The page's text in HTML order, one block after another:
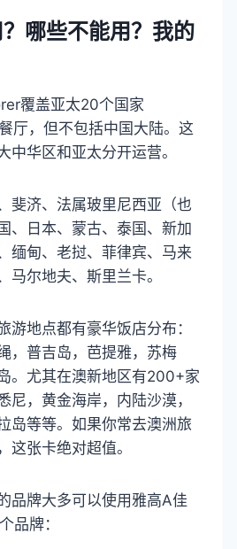
哪些不能用？我的
覆盖亚太20个国家
厅，但不包括中国大陆。这
中华区和亚太分开运营。
斐济、法属玻里尼西亚（也
、日本、蒙古、泰国、新加
缅甸、老挝、菲律宾、马来
马尔地夫、斯里兰卡。
游地点都有豪华饭店分布：
，普吉岛，芭提雅，苏梅
。尤其在澳新地区有200+家
尼，黄金海岸，内陆沙漠，
岛等等。如果你常去澳洲旅
这张卡绝对超值。
品牌大多可以使用雅高A佳
品牌：